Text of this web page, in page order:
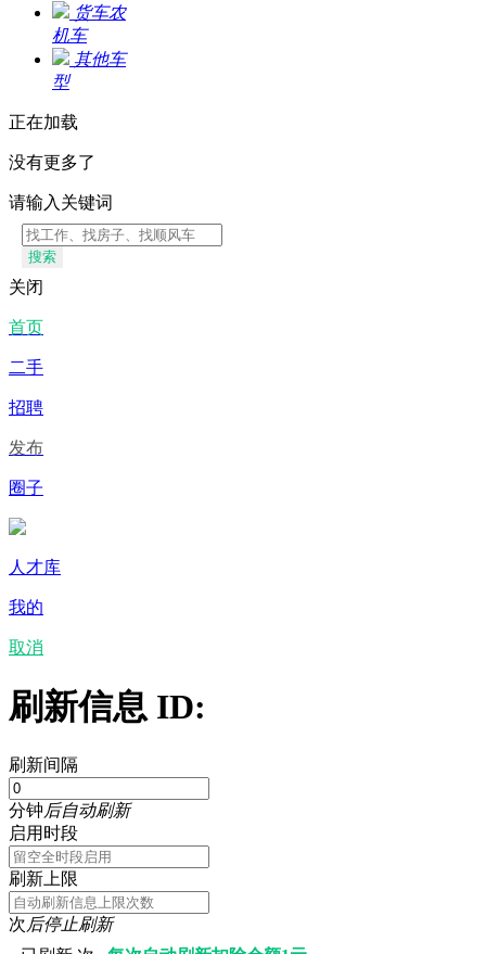
货车农
机车
其他车
型
正在加载
没有更多了
请输入关键词
搜索
关闭
首页
二手
招聘
发布
圈子
人才库
我的
取消
刷新信息 ID:
刷新间隔
分钟后自动刷新
启用时段
刷新上限
次后停止刷新